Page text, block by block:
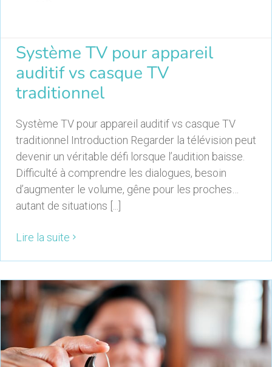
Système TV pour appareil
auditif vs casque TV
traditionnel
Système TV pour appareil auditif vs casque TV
traditionnel Introduction Regarder la télévision peut
devenir un véritable défi lorsque l’audition baisse.
Difficulté à comprendre les dialogues, besoin
d’augmenter le volume, gêne pour les proches…
autant de situations [...]
Lire la suite